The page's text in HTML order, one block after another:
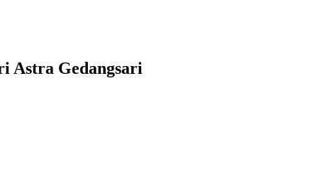
Astra Gedangsari